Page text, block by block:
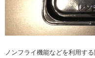
ノンフライ機能などを利用す